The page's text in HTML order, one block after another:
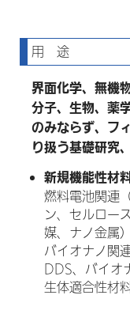
用 途
界面化学、無機
分子、生物、薬
のみならず、フ
り扱う基礎研究
新規機能性材
燃料電池関連
ン、セルロー
媒、ナノ金属）
バイオナノ関
DDS、バイオ
生体適合性材